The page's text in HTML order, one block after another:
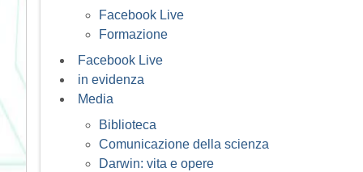
Facebook Live
Formazione
Facebook Live
in evidenza
Media
Biblioteca
Comunicazione della scienza
Darwin: vita e opere